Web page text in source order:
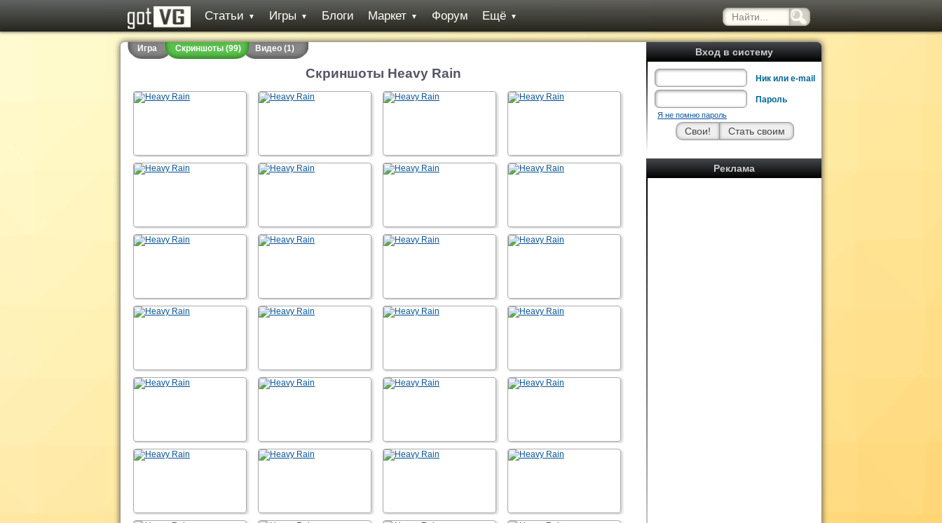
Статьи ▼ Игры ▼ Блоги Маркет ▼ Форум Ещё ▼
Вход в систему
Ник или e-mail
Пароль
Я не помню пароль
Реклама
Игра Скриншоты (99) Видео (1)
Скриншоты Heavy Rain